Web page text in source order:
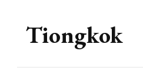
Tiongkok